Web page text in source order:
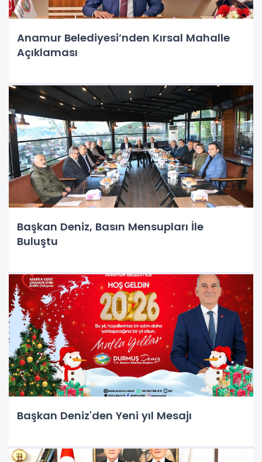
Anamur Belediyesi’nden Kırsal Mahalle
Açıklaması
Başkan Deniz, Basın Mensupları İle
Buluştu
Başkan Deniz'den Yeni yıl Mesajı